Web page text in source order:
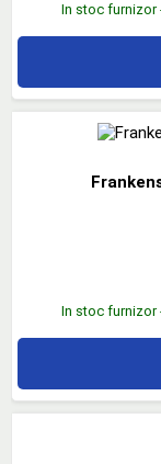
In stoc furnizor
In stoc furnizor